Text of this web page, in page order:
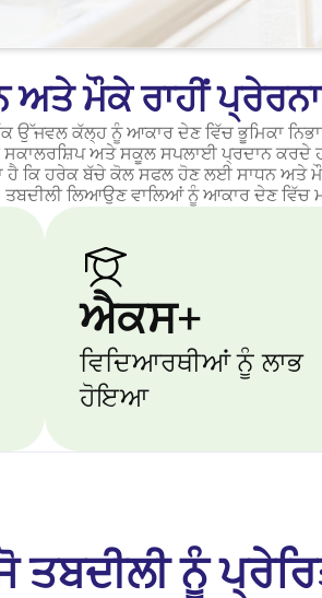
ਮੌਕੇ ਰਾਹੀਂ
ਉੱਜਵਲ ਕੱਲ੍ਹ ਨੂੰ ਆਕਾਰ ਦੇਣ ਵਿੱਚ ਭੂਮਿਕਾ
ਅਤੇ ਸਕੂਲ ਸਪਲਾਈ ਪ੍ਰਦਾਨ ਕਰਦੇ
ਕਿ ਹਰੇਕ ਬੱਚੇ ਕੋਲ ਸਫਲ ਹੋਣ ਲਈ ਸਾਧਨ ਅਤੇ
ਤਬਦੀਲੀ ਲਿਆਉਣ ਵਾਲਿਆਂ ਨੂੰ ਆਕਾਰ ਦੇਣ ਵਿੱਚ
ਐਕਸ+
ਵਿਦਿਆਰਥੀਆਂ ਨੂੰ ਲਾਭ
ਹੋਇਆ
ਤਬਦੀਲੀ ਨੂੰ